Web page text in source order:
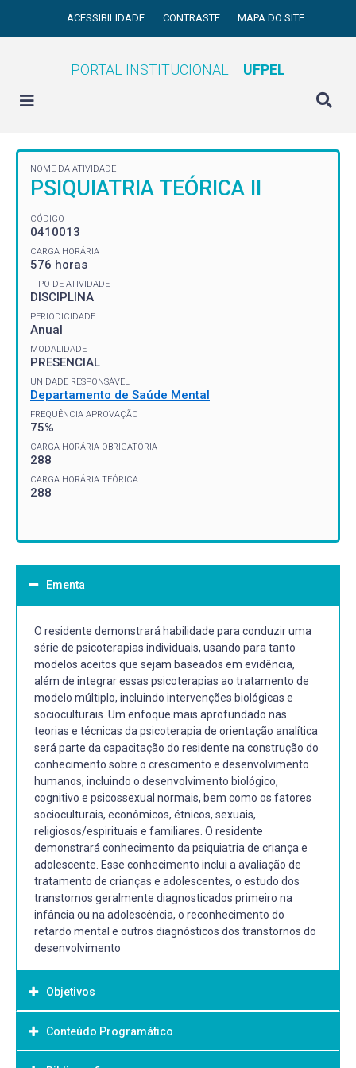
ACESSIBILIDADE CONTRASTE MAPA DO SITE
PORTAL INSTITUCIONAL UFPEL
NOME DA ATIVIDADE
PSIQUIATRIA TEÓRICA II
CÓDIGO
0410013
CARGA HORÁRIA
576 horas
TIPO DE ATIVIDADE
DISCIPLINA
PERIODICIDADE
Anual
MODALIDADE
PRESENCIAL
UNIDADE RESPONSÁVEL
Departamento de Saúde Mental
FREQUÊNCIA APROVAÇÃO
75%
CARGA HORÁRIA OBRIGATÓRIA
288
CARGA HORÁRIA TEÓRICA
288
Ementa
O residente demonstrará habilidade para conduzir uma
série de psicoterapias individuais, usando para tanto
modelos aceitos que sejam baseados em evidência,
além de integrar essas psicoterapias ao tratamento de
modelo múltiplo, incluindo intervenções biológicas e
socioculturais. Um enfoque mais aprofundado nas
teorias e técnicas da psicoterapia de orientação analítica
será parte da capacitação do residente na construção do
conhecimento sobre o crescimento e desenvolvimento
humanos, incluindo o desenvolvimento biológico,
cognitivo e psicossexual normais, bem como os fatores
socioculturais, econômicos, étnicos, sexuais,
religiosos/espirituais e familiares. O residente
demonstrará conhecimento da psiquiatria de criança e
adolescente. Esse conhecimento inclui a avaliação de
tratamento de crianças e adolescentes, o estudo dos
transtornos geralmente diagnosticados primeiro na
infância ou na adolescência, o reconhecimento do
retardo mental e outros diagnósticos dos transtornos do
desenvolvimento
Objetivos
Objetivo Geral:
Os médicos residentes demonstrarão conhecimento e
Conteúdo Programático